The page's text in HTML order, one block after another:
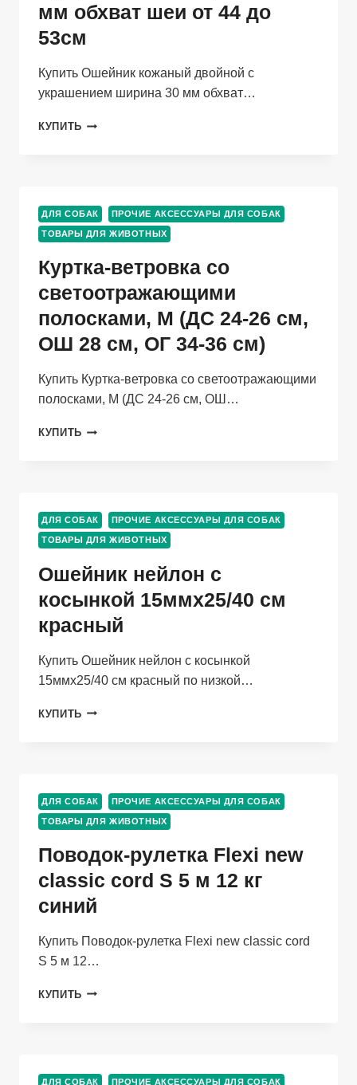
мм обхват шеи от 44 до
53см
Купить Ошейник кожаный двойной с
украшением ширина 30 мм обхват…
КУПИТЬ ОШЕЙНИК
ШИРИНА
30
ММ
ШЕИ
44
ДО
ДЛЯ СОБАК ПРОЧИЕ АКСЕССУАРЫ ДЛЯ СОБАК
ТОВАРЫ ДЛЯ ЖИВОТНЫХ
Куртка-ветровка со
светоотражающими
полосками, M (ДС 24-26 см,
ОШ 28 см, ОГ 34-36 см)
Купить Куртка-ветровка со светоотражающими
полосками, M (ДС 24-26 см, ОШ…
КУПИТЬ КУРТКА-
M
(ДС
24-
СМ,
28
СМ,
34-
36
СМ)
ДЛЯ СОБАК ПРОЧИЕ АКСЕССУАРЫ ДЛЯ СОБАК
ТОВАРЫ ДЛЯ ЖИВОТНЫХ
Ошейник нейлон с
косынкой 15ммх25/40 см
красный
Купить Ошейник нейлон с косынкой
15ммх25/40 см красный по низкой…
КУПИТЬ ОШЕЙНИК
КРАСНЫЙ
ДЛЯ СОБАК ПРОЧИЕ АКСЕССУАРЫ ДЛЯ СОБАК
ТОВАРЫ ДЛЯ ЖИВОТНЫХ
Поводок-рулетка Flexi new
classic cord S 5 м 12 кг
синий
Купить Поводок-рулетка Flexi new classic cord
S 5 м 12…
КУПИТЬ ПОВОДОК-
ДЛЯ СОБАК ПРОЧИЕ АКСЕССУАРЫ ДЛЯ СОБАК